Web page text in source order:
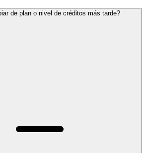
de plan o nivel de créditos más tarde?